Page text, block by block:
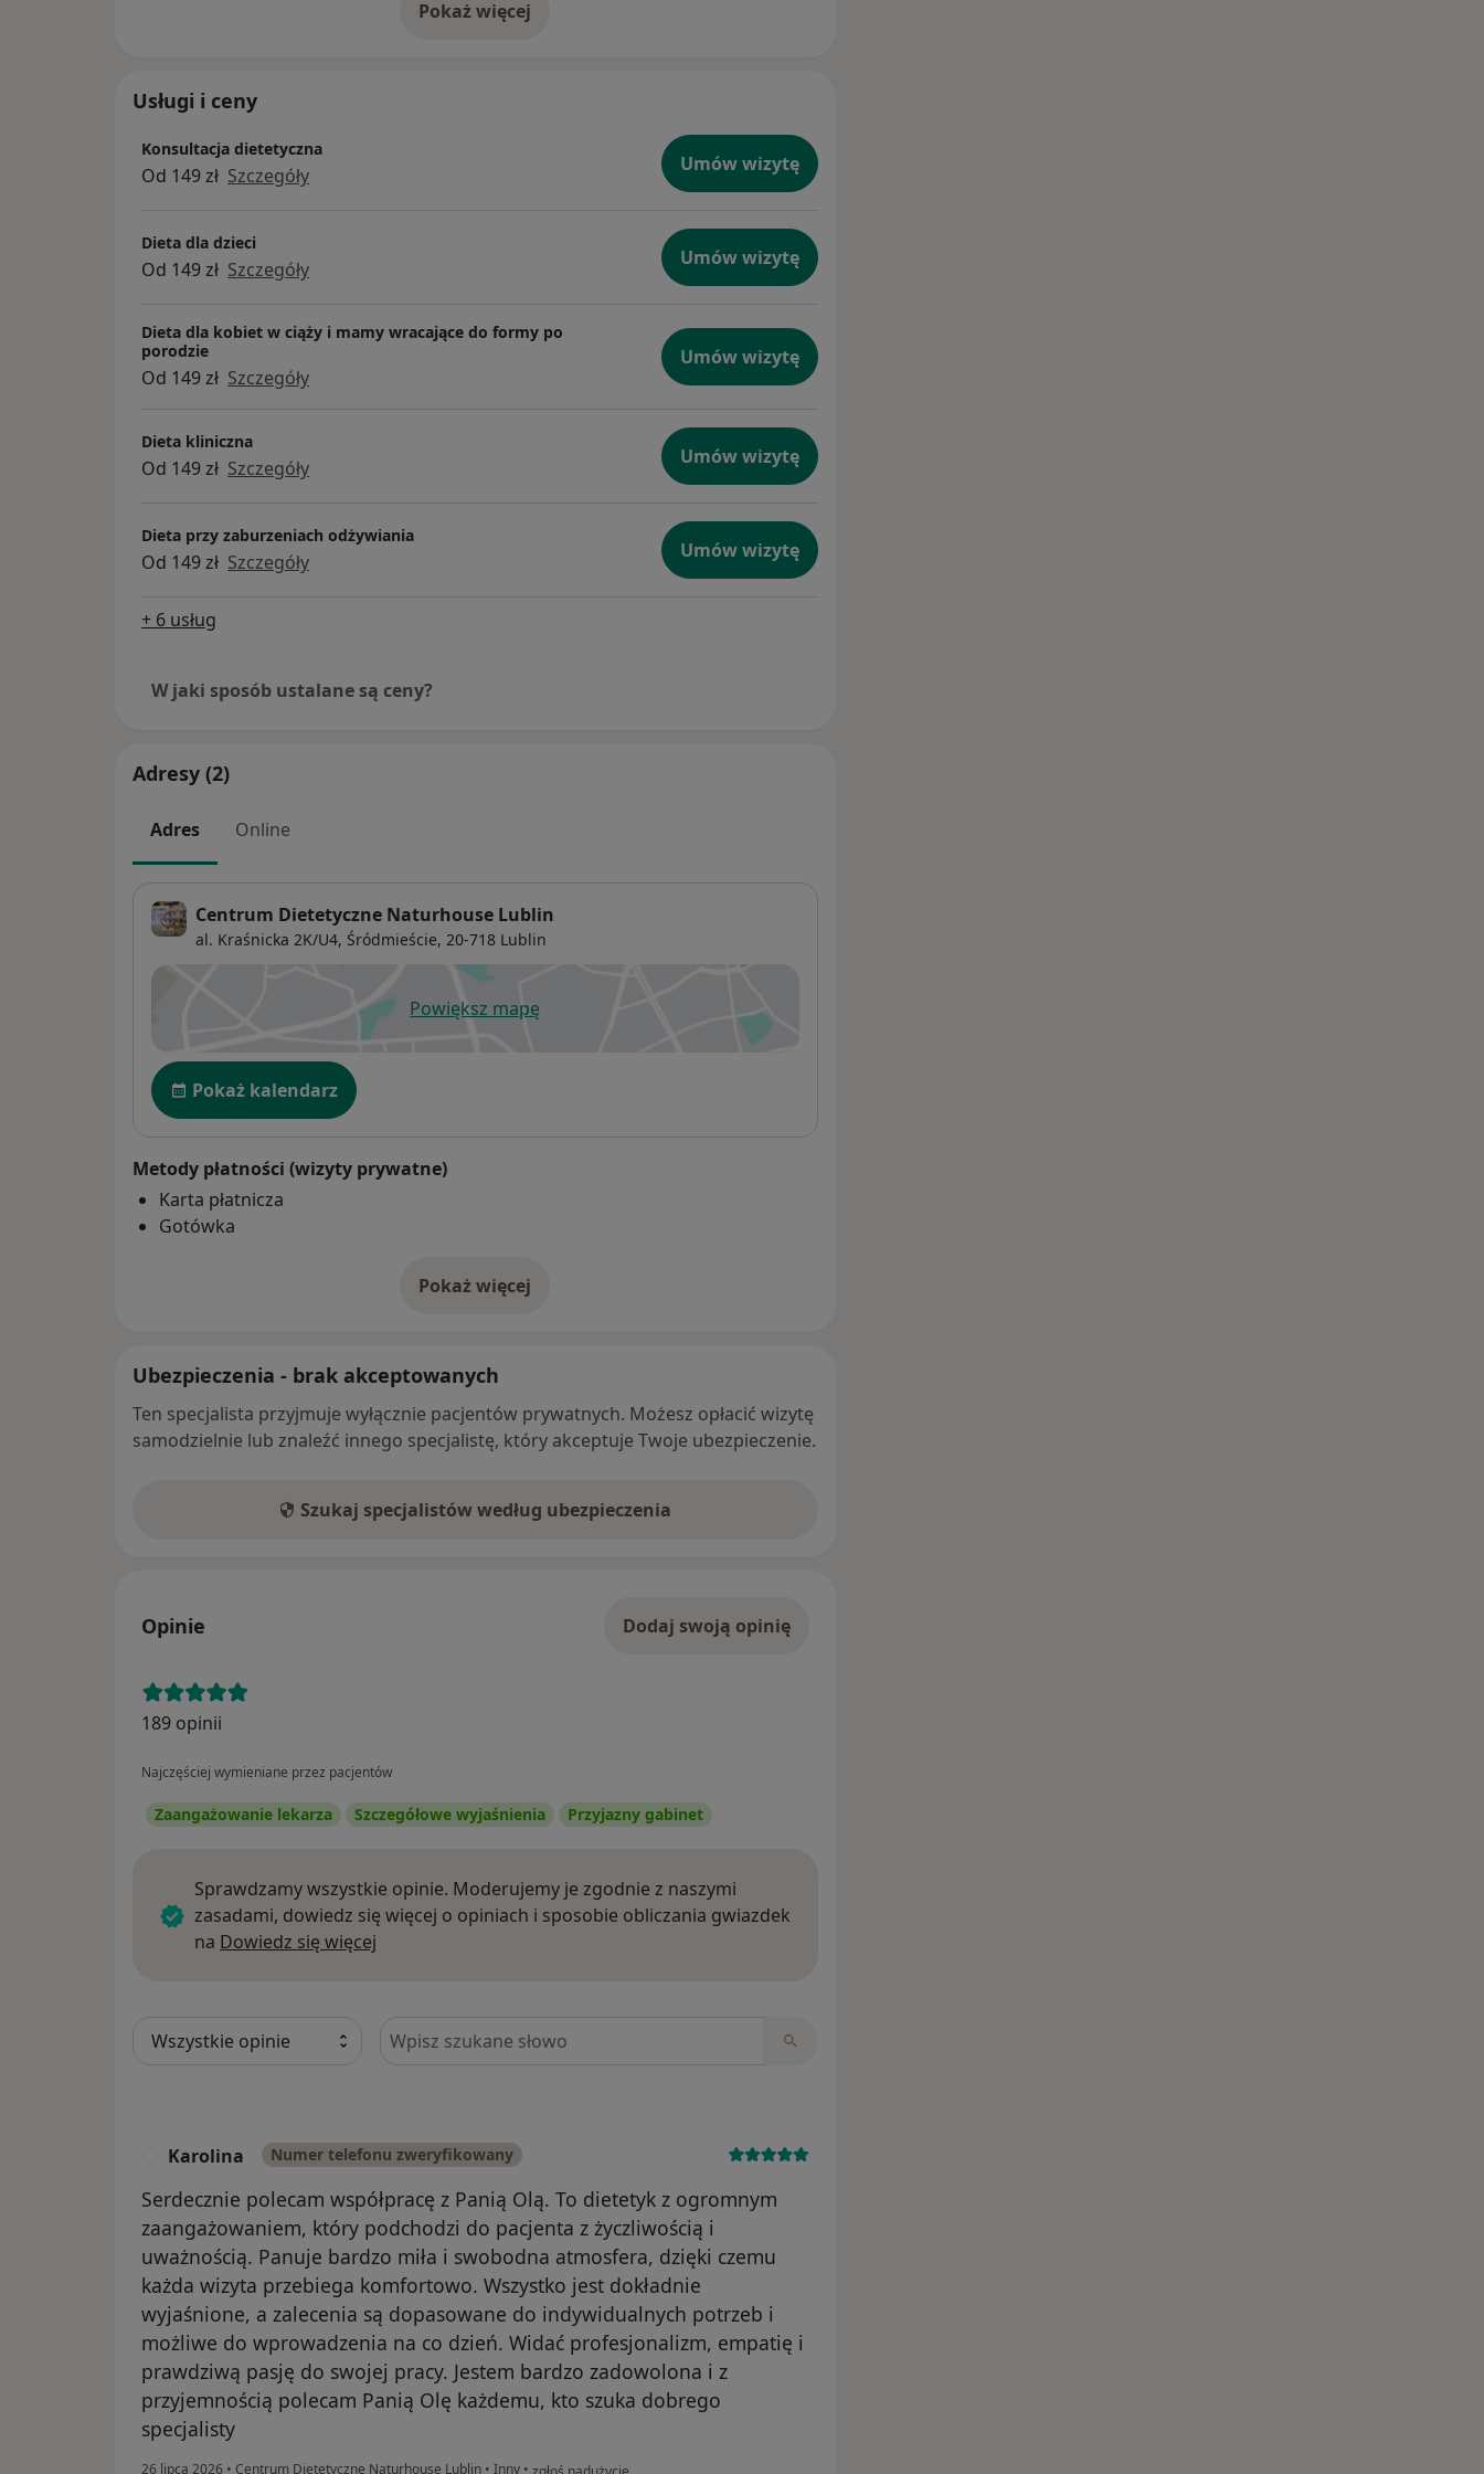
Pokaż więcejo doświadczeniu
Usługi i ceny
Konsultacja dietetyczna
Od 149 zł Szczegóły Umów wizytę
Dieta dla dzieci
Od 149 zł Szczegóły Umów wizytę
Dieta dla kobiet w ciąży i mamy wracające do formy po
porodzie
Od 149 zł Szczegóły
Umów wizytę
Dieta kliniczna
Od 149 zł Szczegóły Umów wizytę
Dieta przy zaburzeniach odżywiania
Od 149 zł Szczegóły Umów wizytę
+ 6 usług
W jaki sposób ustalane są ceny?
Adresy (2)
Adres Online
Centrum Dietetyczne Naturhouse Lublin
al. Kraśnicka 2K/U4, Śródmieście, 20-718 Lublin
Powiększ mapęotwiera się w nowej karcie
Dostępność
Pokaż kalendarz
Metody płatności (wizyty prywatne)
Karta płatnicza
Gotówka
Pokaż więcej
o adresie
Ubezpieczenia - brak akceptowanych
Ten specjalista przyjmuje wyłącznie pacjentów prywatnych. Możesz opłacić wizytę
samodzielnie lub znaleźć innego specjalistę, który akceptuje Twoje ubezpieczenie.
Szukaj specjalistów według ubezpieczenia
Opinie Dodaj swoją opinię
189 opinii
Najczęściej wymieniane przez pacjentów
Zaangażowanie lekarza Szczegółowe wyjaśnienia Przyjazny gabinet
Sprawdzamy wszystkie opinie. Moderujemy je zgodnie z naszymi
zasadami, dowiedz się więcej o opiniach i sposobie obliczania gwiazdek
na Dowiedz się więcej
Szukaj w opiniach
Karolina Numer telefonu zweryfikowany
Serdecznie polecam współpracę z Panią Olą. To dietetyk z ogromnym
zaangażowaniem, który podchodzi do pacjenta z życzliwością i
uważnością. Panuje bardzo miła i swobodna atmosfera, dzięki czemu
każda wizyta przebiega komfortowo. Wszystko jest dokładnie
wyjaśnione, a zalecenia są dopasowane do indywidualnych potrzeb i
możliwe do wprowadzenia na co dzień. Widać profesjonalizm, empatię i
prawdziwą pasję do swojej pracy. Jestem bardzo zadowolona i z
przyjemnością polecam Panią Olę każdemu, kto szuka dobrego
specjalisty
26 lipca 2026 • Centrum Dietetyczne Naturhouse Lublin • Inny • w opinii użytkownika Karolina